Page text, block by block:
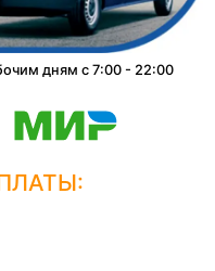
дням с 7:00 - 22:00